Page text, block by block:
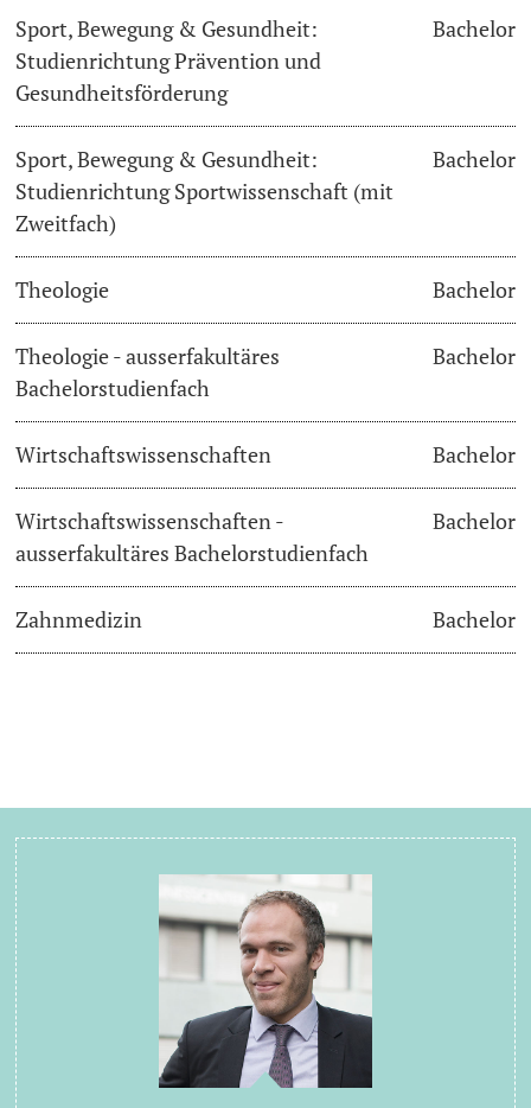
Sport, Bewegung & Gesundheit:
Studienrichtung Prävention und
Gesundheitsförderung
Bachelor
Sport, Bewegung & Gesundheit:
Studienrichtung Sportwissenschaft (mit
Zweitfach)
Bachelor
Theologie Bachelor
Theologie - ausserfakultäres
Bachelorstudienfach
Bachelor
Wirtschaftswissenschaften Bachelor
Wirtschaftswissenschaften -
ausserfakultäres Bachelorstudienfach
Bachelor
Zahnmedizin Bachelor